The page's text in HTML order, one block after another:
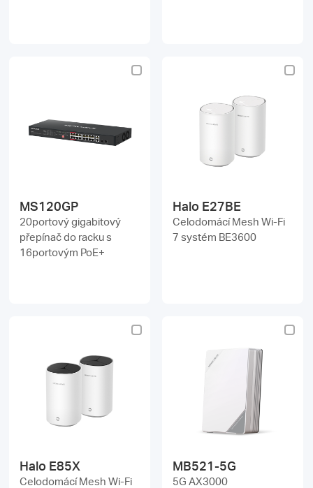
MS120GP
20portový gigabitový
přepínač do racku s
16portovým PoE+
Halo E27BE
Celodomácí Mesh Wi-Fi
7 systém BE3600
Halo E85X
Celodomácí Mesh Wi-Fi
MB521-5G
5G AX3000